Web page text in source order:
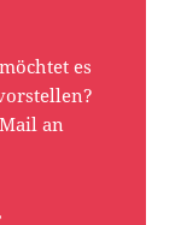
es
an